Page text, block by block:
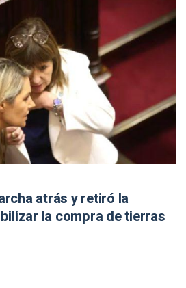
atrás y retiró la
la compra de tierras